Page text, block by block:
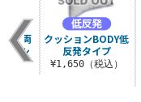
ー 両
ッシ
クッションBODY低
反発タイプ
¥1,650（税込）